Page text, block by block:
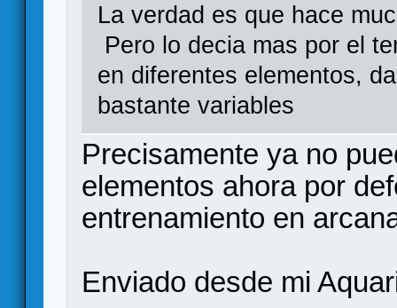
La verdad es que hace
Pero lo decia mas por el
en diferentes elementos,
bastante variables
Precisamente ya no
elementos ahora por
entrenamiento en
Enviado desde mi